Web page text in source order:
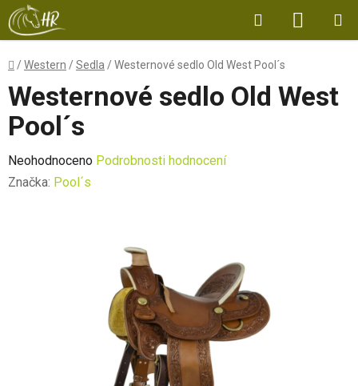
Přejít
na
obsah
Hledat
KOŠÍK
Domů
/Western /Sedla /Westernové sedlo Old West Pool´s
Westernové sedlo Old West
Pool´s
Průměrné
hodnocení
Neohodnoceno Podrobnosti hodnocení
Značka: Pool´s